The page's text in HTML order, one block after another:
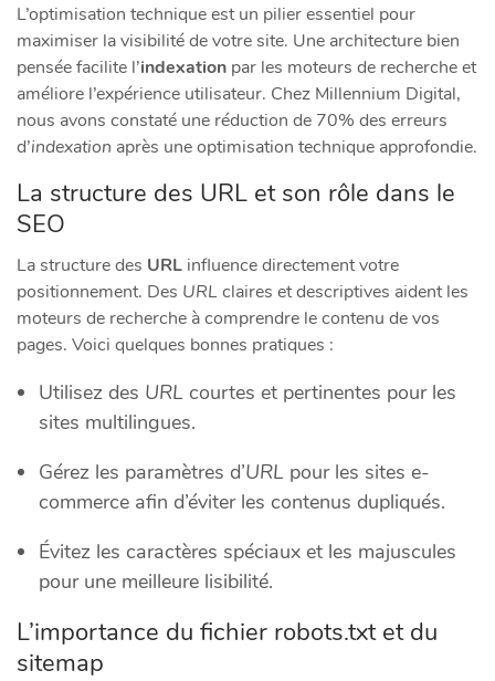
L’optimisation technique est un pilier essentiel pour
maximiser la visibilité de votre site. Une architecture bien
pensée facilite l’indexation par les moteurs de recherche et
améliore l’expérience utilisateur. Chez Millennium Digital,
nous avons constaté une réduction de 70% des erreurs
d’indexation après une optimisation technique approfondie.
La structure des URL et son rôle dans le
SEO
La structure des URL influence directement votre
positionnement. Des URL claires et descriptives aident les
moteurs de recherche à comprendre le contenu de vos
pages. Voici quelques bonnes pratiques :
Utilisez des URL courtes et pertinentes pour les
sites multilingues.
Gérez les paramètres d’URL pour les sites e-
commerce afin d’éviter les contenus dupliqués.
Évitez les caractères spéciaux et les majuscules
pour une meilleure lisibilité.
L’importance du fichier robots.txt et du
sitemap